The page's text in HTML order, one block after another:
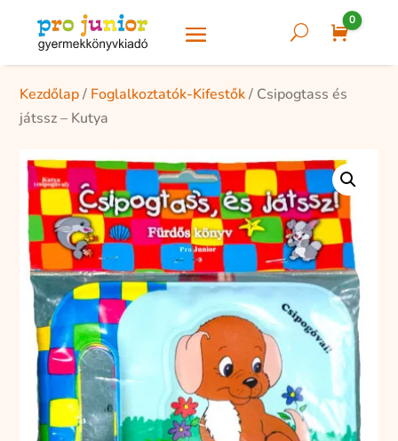
U Cart
0
Kezdőlap/ Foglalkoztatók-Kifestők/ Csipogtass és
játssz – Kutya